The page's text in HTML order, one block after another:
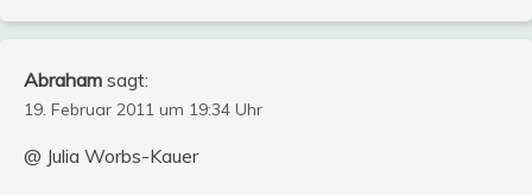
Abraham sagt:
19. Februar 2011 um 19:34 Uhr
@ Julia Worbs-Kauer